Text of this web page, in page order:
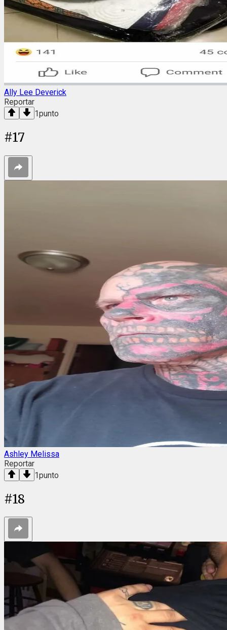
Ally Lee Deverick
Reportar
1punto
#17
Ashley Melissa
Reportar
1punto
#18